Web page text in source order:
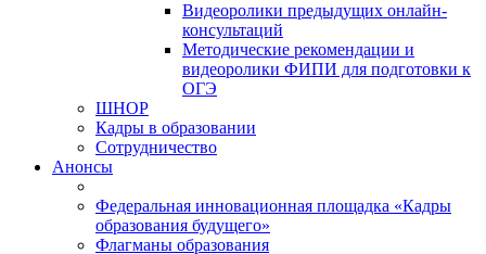
Видеоролики предыдущих онлайн-
консультаций
Методические рекомендации и
видеоролики ФИПИ для подготовки к
ОГЭ
ШНОР
Кадры в образовании
Сотрудничество
Анонсы
Федеральная инновационная площадка «Кадры
образования будущего»
Флагманы образования